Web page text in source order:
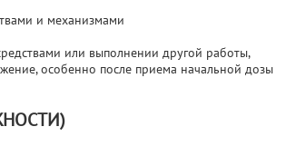
и механизмами
или выполнении другой работы,
особенно после приема начальной дозы